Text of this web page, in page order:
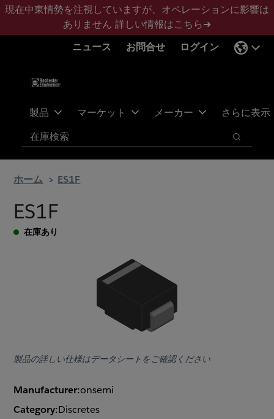
メ
ン
フ
タ
現在中東情勢を注視していますが、オペレーションに影響は
ありません 詳しい情報はこちら➜
ニュース
お問合せ ログイン
製品 マーケット メーカー さらに表示
検索
検索
ホーム ES1F
ES1F
在庫あり
製品の詳しい仕様はデータシートをご確認ください
Manufacturer:onsemi
Category:Discretes